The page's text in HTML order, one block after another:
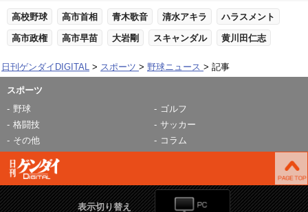
高校野球 高市首相 青木歌音 清水アキラ ハラスメント
高市政権 高市早苗 大岩剛 スキャンダル 黄川田仁志
日刊ゲンダイDIGITAL スポーツ 野球ニュース 記事
スポーツ
野球
ゴルフ
格闘技
サッカー
その他
コラム
表示切り替え